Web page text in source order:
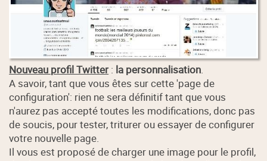
Nouveau profil Twitter: la personnalisation.
A savoir, tant que vous êtes sur cette 'page de
configuration': rien ne sera définitif tant que vous
n'aurez pas accepté toutes les modifications, donc pas
de soucis, pour tester, triturer ou essayer de configurer
votre nouvelle page.
Il vous est proposé de charger une image pour le profil,